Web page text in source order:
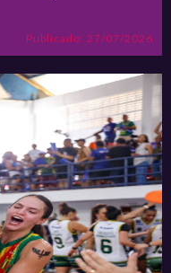
Publicado: 27/07/2026